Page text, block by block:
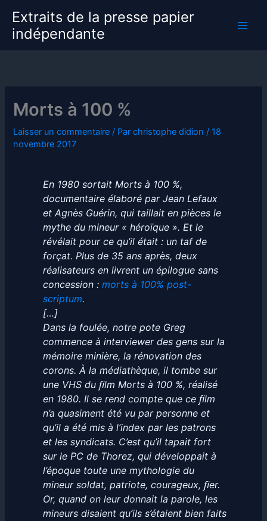
contenu
Extraits de la presse papier
indépendante
Morts à 100 %
Laisser un commentaire / Parchristophe didion / 18
novembre 2017
En 1980 sortait Morts à 100 %,
documentaire élaboré par Jean Lefaux
et Agnès Guérin, qui taillait en pièces le
mythe du mineur « héroïque ». Et le
révélait pour ce qu’il était : un taf de
forçat. Plus de 35 ans après, deux
réalisateurs en livrent un épilogue sans
concession : morts à 100% post-
scriptum.
[…]
Dans la foulée, notre pote Greg
commence à interviewer des gens sur la
mémoire minière, la rénovation des
corons. À la médiathèque, il tombe sur
une VHS du ﬁlm Morts à 100 %, réalisé
en 1980. Il se rend compte que ce ﬁlm
n’a quasiment été vu par personne et
qu’il a été mis à l’index par les patrons
et les syndicats. C’est qu’il tapait fort
sur le PC de Thorez, qui développait à
l’époque toute une mythologie du
mineur soldat, patriote, courageux, ﬁer.
Or, quand on leur donnait la parole, les
mineurs disaient qu’ils s’étaient bien faits